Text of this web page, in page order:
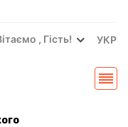
, Гість! УКР